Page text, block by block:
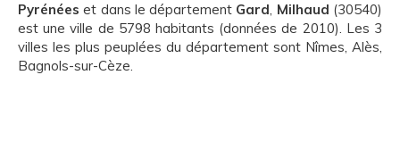
Pyrénées et dans le département Gard, Milhaud (30540)
est une ville de 5798 habitants (données de 2010). Les 3
villes les plus peuplées du département sont Nîmes, Alès,
Bagnols-sur-Cèze.